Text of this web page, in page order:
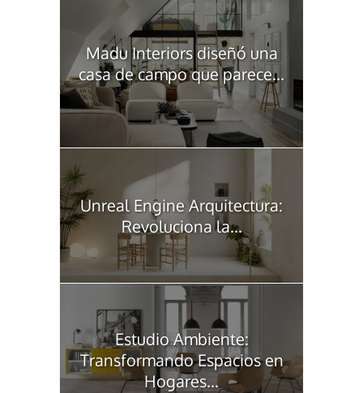
Madu Interiors diseñó una
casa de campo que parece...
Unreal Engine Arquitectura:
Revoluciona la...
Estudio Ambiente:
Transformando Espacios en
Hogares...